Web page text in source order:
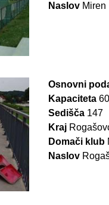
Naslov Miren
Osnovni
Kapaciteta
Sedišča 147
Kraj
Domači klub
Naslov